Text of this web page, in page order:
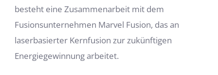
besteht eine Zusammenarbeit mit dem
Fusionsunternehmen Marvel Fusion, das an
laserbasierter Kernfusion zur zukünftigen
Energiegewinnung arbeitet.